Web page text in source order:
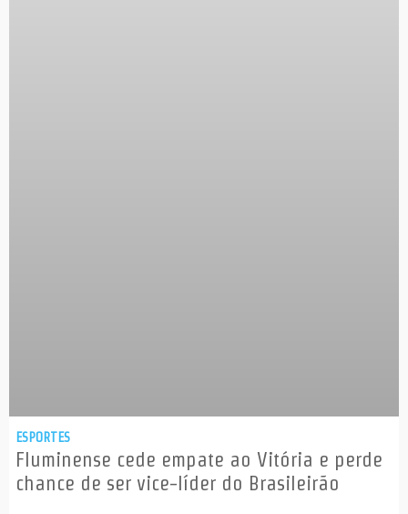
ESPORTES
Fluminense cede empate ao Vitória e perde
chance de ser vice-líder do Brasileirão